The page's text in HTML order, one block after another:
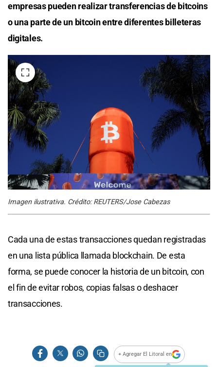
empresas pueden realizar transferencias de bitcoins
o una parte de un bitcoin entre diferentes billeteras
digitales.
Imagen ilustrativa. Crédito: REUTERS/Jose Cabezas
Cada una de estas transacciones quedan registradas
en una lista pública llamada blockchain. De esta
forma, se puede conocer la historia de un bitcoin, con
el fin de evitar robos, copias falsas o deshacer
transacciones.
+ Agregar El Litoral en